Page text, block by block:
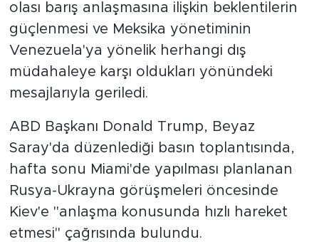
olası barış anlaşmasına ilişkin beklentilerin
güçlenmesi ve Meksika yönetiminin
Venezuela'ya yönelik herhangi dış
müdahaleye karşı oldukları yönündeki
mesajlarıyla geriledi.
ABD Başkanı Donald Trump, Beyaz
Saray'da düzenlediği basın toplantısında,
hafta sonu Miami'de yapılması planlanan
Rusya-Ukrayna görüşmeleri öncesinde
Kiev'e "anlaşma konusunda hızlı hareket
etmesi" çağrısında bulundu.